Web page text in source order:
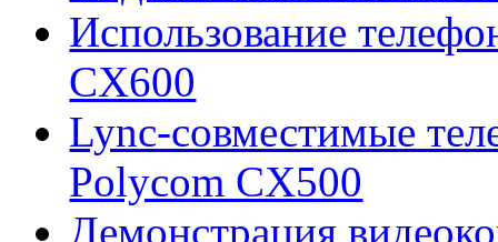
Использование
CX600
Lync-совместимые
Polycom CX500
Демонстрация